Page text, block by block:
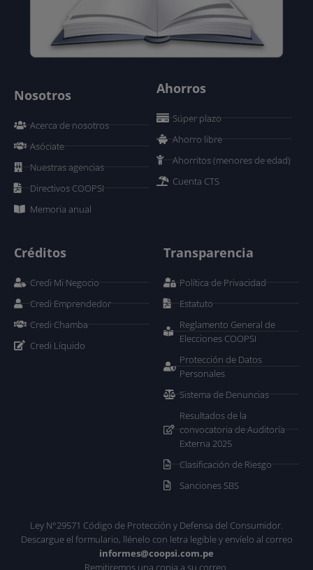
Nosotros
Acerca de nosotros
Asóciate
Nuestras agencias
Directivos COOPSI
Memoria anual
Ahorros
Súper plazo
Ahorro libre
Ahorritos (menores de edad)
Cuenta CTS
Créditos
Credi Mi Negocio
Credi Emprendedor
Credi Chamba
Credi Líquido
Transparencia
Política de Privacidad
Estatuto
Reglamento General de
Elecciones COOPSI
Protección de Datos
Personales
Sistema de Denuncias
Resultados de la
convocatoria de Auditoría
Externa 2025
Clasificación de Riesgo
Sanciones SBS
Ley N°29571 Código de Protección y Defensa del Consumidor.
Descargue el formulario, llénelo con letra legible y envíelo al correo
informes@coopsi.com.pe
Remitiremos una copia a su correo.